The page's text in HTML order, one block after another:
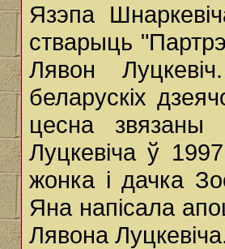
Язэпа
стварыць
Лявон
беларускіх
цесна
Луцкевіча ў
жонка і дачка
Яна напісала
Лявона